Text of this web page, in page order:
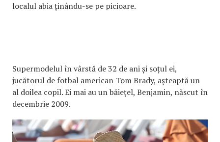
localul abia ținându-se pe picioare.
Supermodelul în vârstă de 32 de ani și soțul ei,
jucătorul de fotbal american Tom Brady, așteaptă un
al doilea copil. Ei mai au un băieţel, Benjamin, născut în
decembrie 2009.